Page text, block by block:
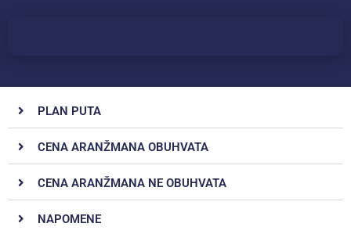
PLAN PUTA
CENA ARANŽMANA OBUHVATA
CENA ARANŽMANA NE OBUHVATA
NAPOMENE